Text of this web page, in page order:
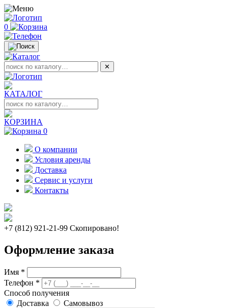
0
✕
КАТАЛОГ
КОРЗИНА
0
О компании
Условия аренды
Доставка
Сервис и услуги
Контакты
+7 (812) 921-21-99 Скопировано!
Оформление заказа
Имя *
Телефон *
Способ получения
Доставка
Самовывоз